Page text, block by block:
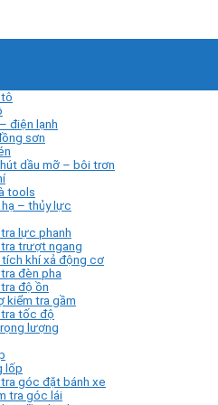
điện lạnh
sơn
dầu mỡ – bôi trơn
tools
– thủy lực
lực phanh
trượt ngang
khí xả động cơ
đèn pha
độ ồn
kiểm tra gầm
tốc độ
lượng
lốp
góc đặt bánh xe
tra góc lái